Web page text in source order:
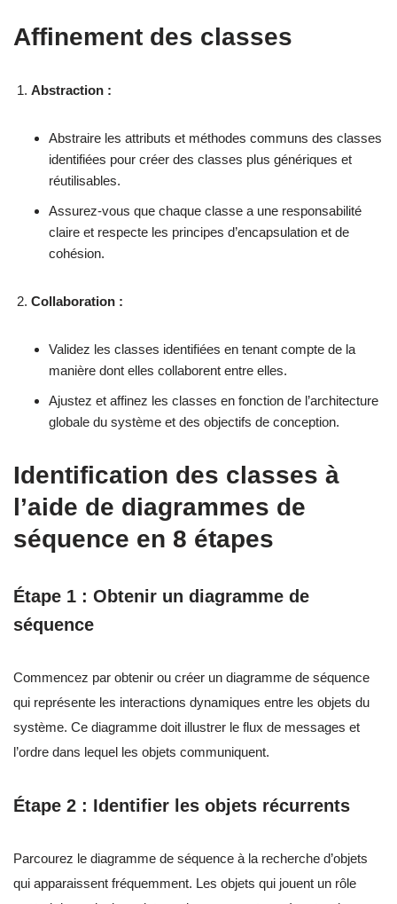
Affinement des classes
Abstraction :
Abstraire les attributs et méthodes communs des classes
identifiées pour créer des classes plus génériques et
réutilisables.
Assurez-vous que chaque classe a une responsabilité
claire et respecte les principes d’encapsulation et de
cohésion.
Collaboration :
Validez les classes identifiées en tenant compte de la
manière dont elles collaborent entre elles.
Ajustez et affinez les classes en fonction de l’architecture
globale du système et des objectifs de conception.
Identification des classes à
l’aide de diagrammes de
séquence en 8 étapes
Étape 1 : Obtenir un diagramme de
séquence
Commencez par obtenir ou créer un diagramme de séquence
qui représente les interactions dynamiques entre les objets du
système. Ce diagramme doit illustrer le flux de messages et
l’ordre dans lequel les objets communiquent.
Étape 2 : Identifier les objets récurrents
Parcourez le diagramme de séquence à la recherche d’objets
qui apparaissent fréquemment. Les objets qui jouent un rôle